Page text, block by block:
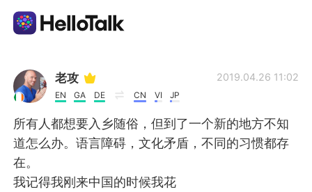
Ứng dụng trao đổi ngôn ngữ
AI Grammar Checker
Tiếng Việt
老攻
EN GA DE CN VI JP
2019.04.26 11:02
所有人都想要入乡随俗，但到了一个新的地方不知
道怎么办。语言障碍，文化矛盾，不同的习惯都存
在。
我记得我刚来中国的时候我花